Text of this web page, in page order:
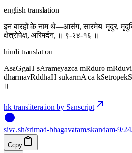
english translation
इन बारहों के नाम थे—आसंग, सारमेय, मृदुर,
क्षेत्रोपेक्ष, अरिमर्दन, ॥ ९-२४-१६ ॥
hindi translation
AsaGgaH sArameyazca mRduro
dharmavRddhaH sukarmA ca
॥
hk transliteration by Sanscript
siva.sh/srimad-bhagavatam/skandam-9/
Copy